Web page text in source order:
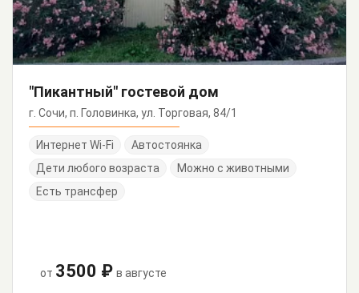
"Пикантный" гостевой дом
г. Сочи, п. Головинка, ул. Торговая, 84/1
Интернет Wi-Fi
Автостоянка
Дети любого возраста
Можно с животными
Есть трансфер
от 3500 ₽ в августе